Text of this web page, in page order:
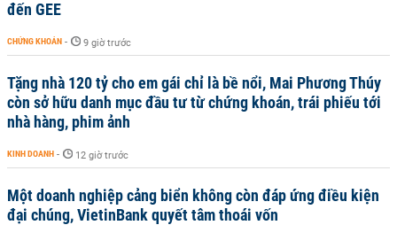
đến GEE
CHỨNG KHOÁN - 9 giờ trước
Tặng nhà 120 tỷ cho em gái chỉ là bề nổi, Mai Phương Thúy
còn sở hữu danh mục đầu tư từ chứng khoán, trái phiếu tới
nhà hàng, phim ảnh
KINH DOANH - 12 giờ trước
Một doanh nghiệp cảng biển không còn đáp ứng điều kiện
đại chúng, VietinBank quyết tâm thoái vốn